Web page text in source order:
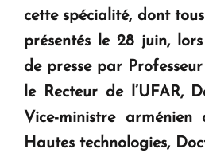
Le premier hôtel Hyatt
ouvrira ses portes à Dilijan
cette spécialité, dont
présentés le 28 juin, lors
de presse par
le Recteur de l’UFAR,
Vice-ministre arménien
Hautes technologies,